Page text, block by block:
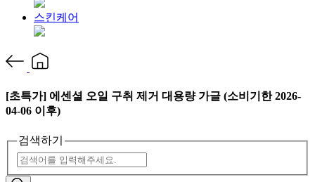
스킨케어
[초특가] 에센셜 오일 구취 제거 대용량 가글 (소비기한 2026-
04-06 이후)
검색하기